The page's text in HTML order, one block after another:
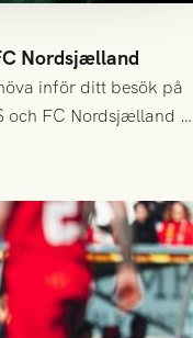
Nordsjælland
inför ditt besök på
och FC Nordsjælland i
19.00 på torsdag